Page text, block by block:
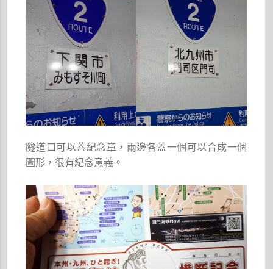
隧道口可以蓋紀念章，兩邊各蓋一個可以合成一個
圖形，很有紀念意義。